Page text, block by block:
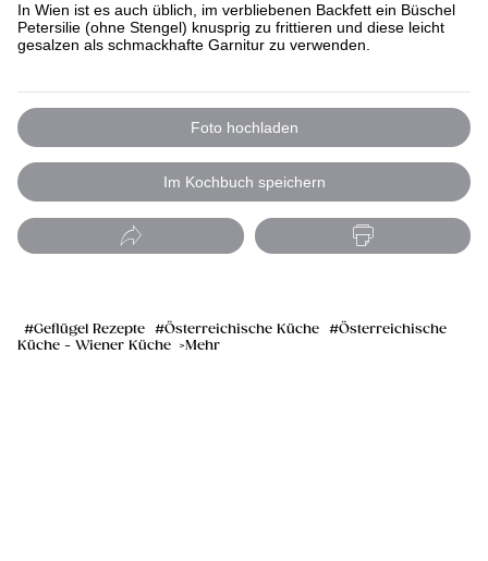
In Wien ist es auch üblich, im verbliebenen Backfett ein Büschel
Petersilie (ohne Stengel) knusprig zu frittieren und diese leicht
gesalzen als schmackhafte Garnitur zu verwenden.
Foto hochladen
Im Kochbuch speichern
Geflügel Rezepte Österreichische Küche
Österreichische
Küche - Wiener Küche
Mehr